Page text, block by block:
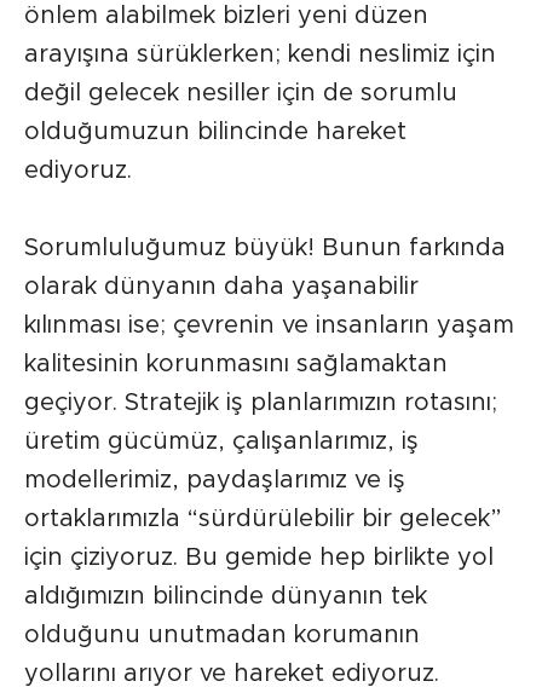
önlem alabilmek bizleri yeni düzen
arayışına sürüklerken; kendi neslimiz için
değil gelecek nesiller için de sorumlu
olduğumuzun bilincinde hareket
ediyoruz.
Sorumluluğumuz büyük! Bunun farkında
olarak dünyanın daha yaşanabilir
kılınması ise; çevrenin ve insanların yaşam
kalitesinin korunmasını sağlamaktan
geçiyor. Stratejik iş planlarımızın rotasını;
üretim gücümüz, çalışanlarımız, iş
modellerimiz, paydaşlarımız ve iş
ortaklarımızla “sürdürülebilir bir gelecek”
için çiziyoruz. Bu gemide hep birlikte yol
aldığımızın bilincinde dünyanın tek
olduğunu unutmadan korumanın
yollarını arıyor ve hareket ediyoruz.